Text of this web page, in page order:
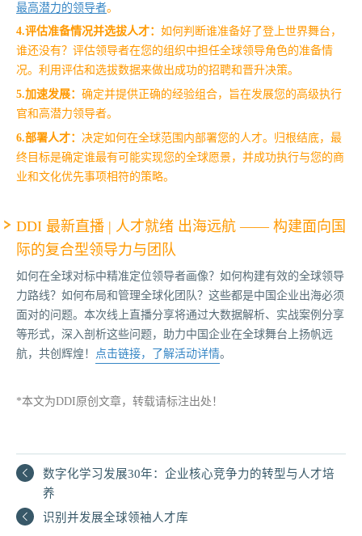
最高潜力的领导者。
4.评估准备情况并选拔人才： 如何判断谁准备好了登上世界舞台，
谁还没有？评估领导者在您的组织中担任全球领导角色的准备情
况。利用评估和选拔数据来做出成功的招聘和晋升决策。
5.加速发展： 确定并提供正确的经验组合，旨在发展您的高级执行
官和高潜力领导者。
6.部署人才： 决定如何在全球范围内部署您的人才。归根结底，最
终目标是确定谁最有可能实现您的全球愿景，并成功执行与您的商
业和文化优先事项相符的策略。
DDI 最新直播 | 人才就绪 出海远航 —— 构建面向国
际的复合型领导力与团队
如何在全球对标中精准定位领导者画像？如何构建有效的全球领导
力路线？如何布局和管理全球化团队？这些都是中国企业出海必须
面对的问题。本次线上直播分享将通过大数据解析、实战案例分享
等形式，深入剖析这些问题，助力中国企业在全球舞台上扬帆远
航，共创辉煌！ 点击链接，了解活动详情。
*本文为DDI原创文章，转载请标注出处！
数字化学习发展30年：企业核心竞争力的转型与人才培
养
识别并发展全球领袖人才库